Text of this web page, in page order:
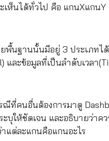
เห็นได้ทั่วไป คือ แกนXแกนY
พื้นฐานนั้นมีอยู่ 3 ประเภทไ
และข้อมูลที่เป็นลำดับเวลา
ณีที่คนอื่นต้องการมาดู
ะบุให้ชัดเจน และอธิบายว่า
แต่ละแกนคือแกนอะไร